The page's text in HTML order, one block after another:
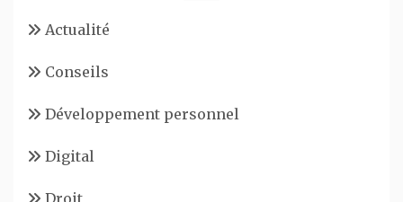
Actualité
Conseils
Développement personnel
Digital
Droit